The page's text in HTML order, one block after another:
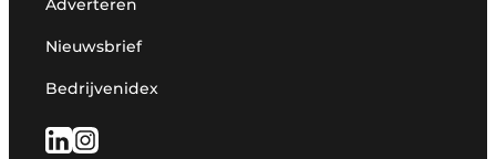
Nieuwsbrief
Bedrijvenidex